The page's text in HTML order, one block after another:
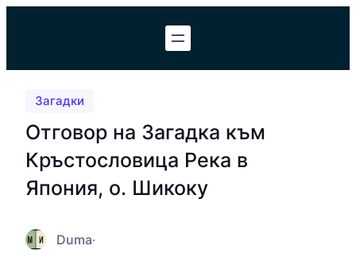
Загадки
Отговор на Загадка към
Кръстословица Река в
Япония, о. Шикоку
Duma·